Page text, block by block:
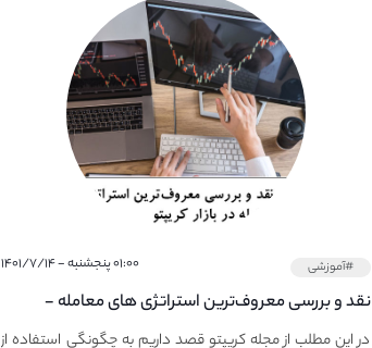
#آموزشی ۰۱:۰۰ پنجشنبه - ۱۴۰۱/۷/۱۴
نقد و بررسی معروف‌ترین استراتژی های معامله -
معرفی استراتژی های مهم ترید در بازار کریپتو
در این مطلب از مجله کریپتو قصد داریم به چگونگی استفاده از